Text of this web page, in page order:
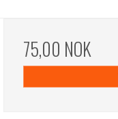
75,00 NOK